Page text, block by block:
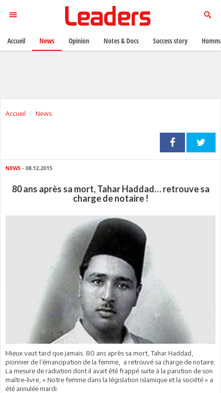
Accueil News
NEWS - 08.12.2015
80 ans après sa mort, Tahar Haddad… retrouve sa
charge de notaire !
Mieux vaut tard que jamais. 80 ans après sa mort, Tahar Haddad,
pionnier de l’émancipation de la femme, a retrouvé sa charge de notaire.
La mesure de radiation dont il avait été frappé suite à la parution de son
maître-livre, « Notre femme dans la législation islamique et la société » a
été annulée mardi.
Accueil News Opinion Notes & Docs Success story